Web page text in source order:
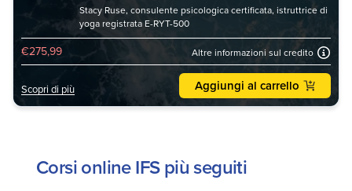
Stacy Ruse, consulente psicologica certificata, istruttrice di
yoga registrata E-RYT-500
€275,99 Altre informazioni sul credito
Scopri di più Aggiungi al carrello
Corsi online IFS più seguiti